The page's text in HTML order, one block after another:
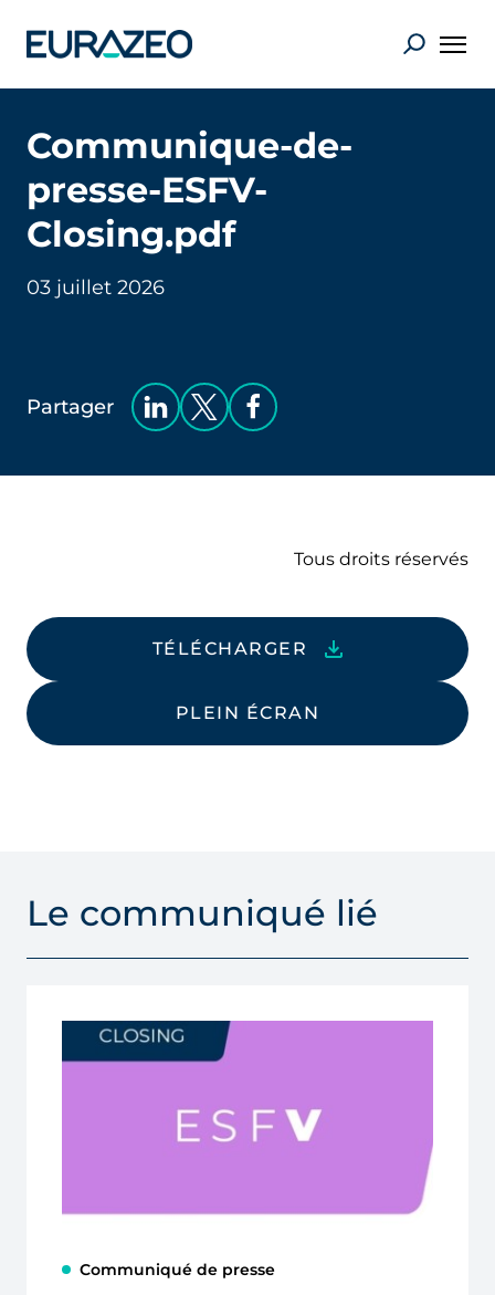
Communique-de-
presse-ESFV-
Closing.pdf
03 juillet 2026
Partager
Tous droits réservés
TÉLÉCHARGER
PLEIN ÉCRAN
Le communiqué lié
Communiqué de presse